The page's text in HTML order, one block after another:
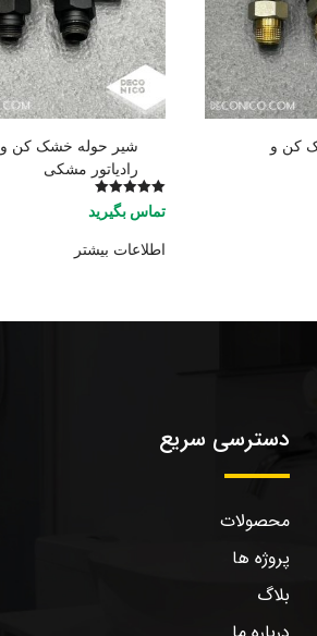
کن و
شیر حوله خشک کن و
رادیاتور مشکی
امتیاز
5.00
تماس بگیرید
اطلاعات بیشتر
دسترسی سریع
محصولات
پروژه ها
بلاگ